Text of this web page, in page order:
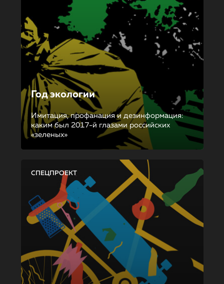
Год экологии
Имитация, профанация и дезинформация:
каким был 2017-й глазами российских
«зеленых»
СПЕЦПРОЕКТ